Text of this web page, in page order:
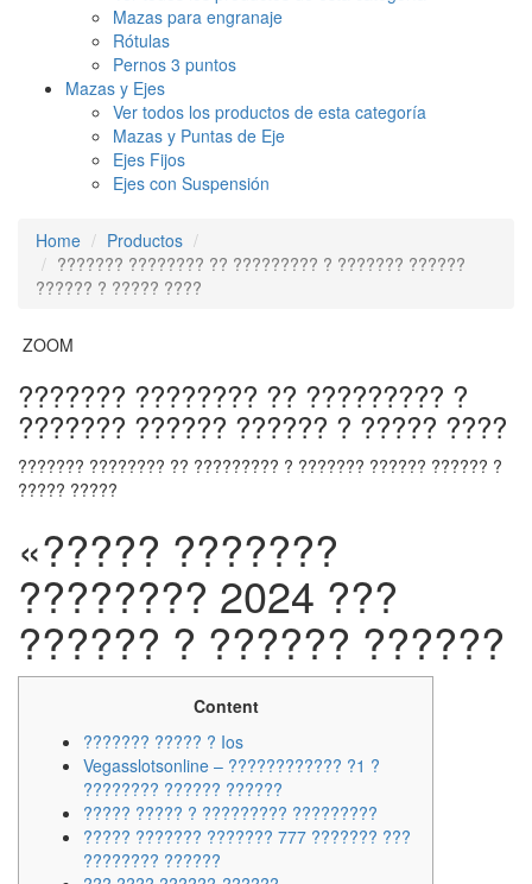
Mazas para engranaje
Rótulas
Pernos 3 puntos
Mazas y Ejes
Ver todos los productos de esta categoría
Mazas y Puntas de Eje
Ejes Fijos
Ejes con Suspensión
Home
Productos
??????? ???????? ?? ????????? ? ??????? ??????
?????? ? ????? ????
ZOOM
??????? ???????? ?? ????????? ?
??????? ?????? ?????? ? ????? ????
??????? ???????? ?? ????????? ? ??????? ?????? ?????? ?
????? ?????
«????? ???????
???????? 2024 ???
?????? ? ?????? ??????
Content
??????? ????? ? Ios
Vegasslotsonline – ???????????? ?1 ?
???????? ?????? ??????
????? ????? ? ????????? ?????????
????? ??????? ??????? 777 ??????? ???
???????? ??????